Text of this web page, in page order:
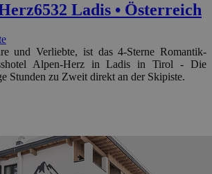
6532 Ladis • Österreich
und Verliebte, ist das 4-Sterne Romantik-
Alpen-Herz in Ladis in Tirol - Die
Stunden zu Zweit direkt an der Skipiste.